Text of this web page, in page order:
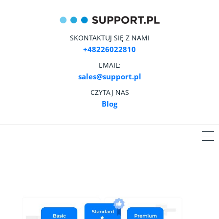
SKONTAKTUJ SIĘ Z NAMI
+48226022810
EMAIL:
sales@support.pl
CZYTAJ NAS
Blog